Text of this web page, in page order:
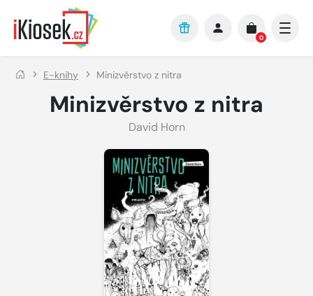
Přejít na hlavní obsah
0
E-knihy Minizvěrstvo z nitra
Minizvěrstvo z nitra
David Horn